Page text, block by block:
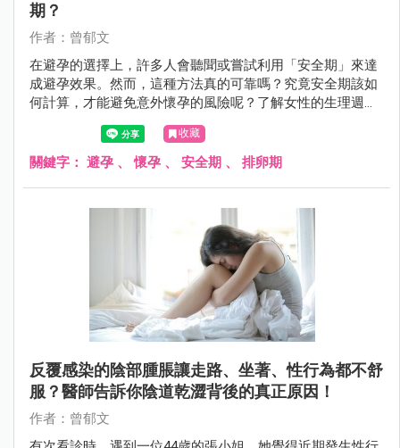
期？
作者：曾郁文
在避孕的選擇上，許多人會聽聞或嘗試利用「安全期」來達
成避孕效果。然而，這種方法真的可靠嗎？究竟安全期該如
何計算，才能避免意外懷孕的風險呢？了解女性的生理週期
運作，解析何時最容易受孕，才能去判斷安全期是否真的安
收藏
關鍵字： 避孕 、懷孕 、 安全期 、 排卵期
反覆感染的陰部腫脹讓走路、坐著、性行為都不舒
服？醫師告訴你陰道乾澀背後的真正原因！
作者：曾郁文